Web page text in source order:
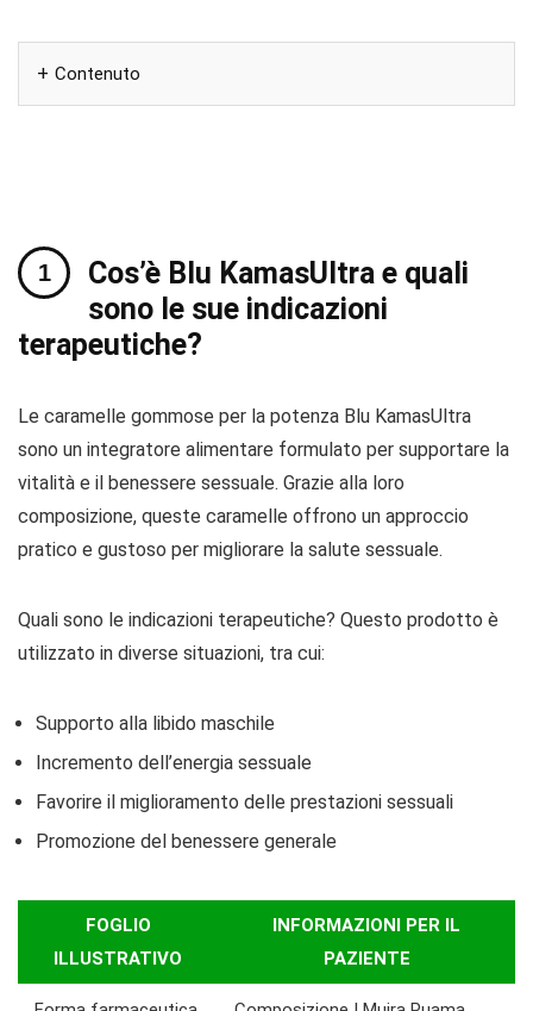
Contenuto
Cos’è Blu KamasUltra e quali
sono le sue indicazioni
terapeutiche?
Le caramelle gommose per la potenza Blu KamasUltra
sono un integratore alimentare formulato per supportare la
vitalità e il benessere sessuale. Grazie alla loro
composizione, queste caramelle offrono un approccio
pratico e gustoso per migliorare la salute sessuale.
Quali sono le indicazioni terapeutiche? Questo prodotto è
utilizzato in diverse situazioni, tra cui:
Supporto alla libido maschile
Incremento dell’energia sessuale
Favorire il miglioramento delle prestazioni sessuali
Promozione del benessere generale
FOGLIO
ILLUSTRATIVO
INFORMAZIONI PER IL
PAZIENTE